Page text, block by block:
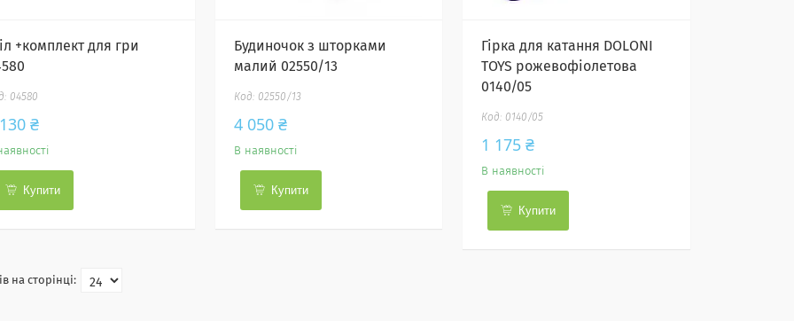
+комплект для гри
04580
₴
Купити
Будиночок з шторками
малий 02550/13
02550/13
4 050 ₴
В наявності
Купити
Гірка для катання DOLONI
TOYS рожевофіолетова
0140/05
0140/05
1 175 ₴
В наявності
Купити